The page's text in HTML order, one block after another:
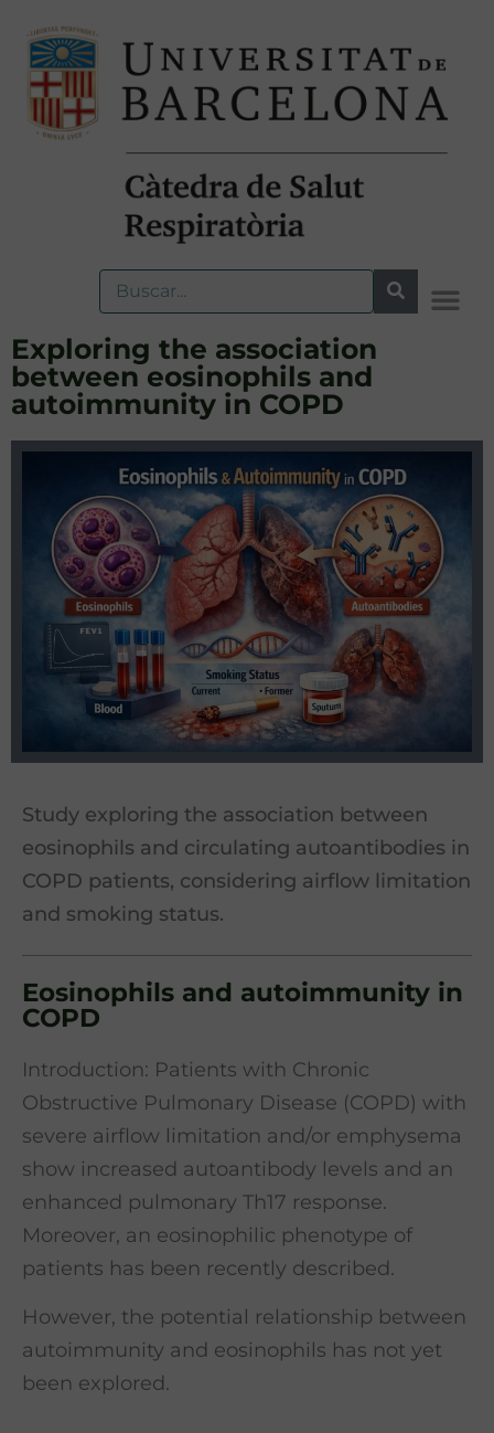
Exploring the association
between eosinophils and
autoimmunity in COPD
Study exploring the association between
eosinophils and circulating autoantibodies in
COPD patients, considering airflow limitation
and smoking status.
Eosinophils and autoimmunity in
COPD
Introduction: Patients with Chronic
Obstructive Pulmonary Disease (COPD) with
severe airflow limitation and/or emphysema
show increased autoantibody levels and an
enhanced pulmonary Th17 response.
Moreover, an eosinophilic phenotype of
patients has been recently described.
However, the potential relationship between
autoimmunity and eosinophils has not yet
been explored.